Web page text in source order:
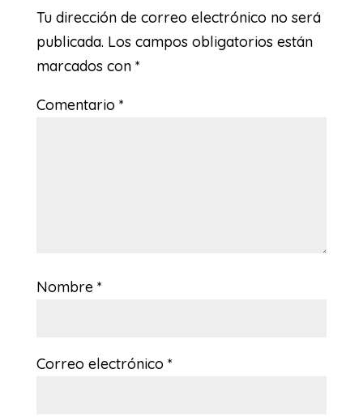
Tu dirección de correo electrónico no será
publicada. Los campos obligatorios están
marcados con *
Comentario *
Nombre *
Correo electrónico *